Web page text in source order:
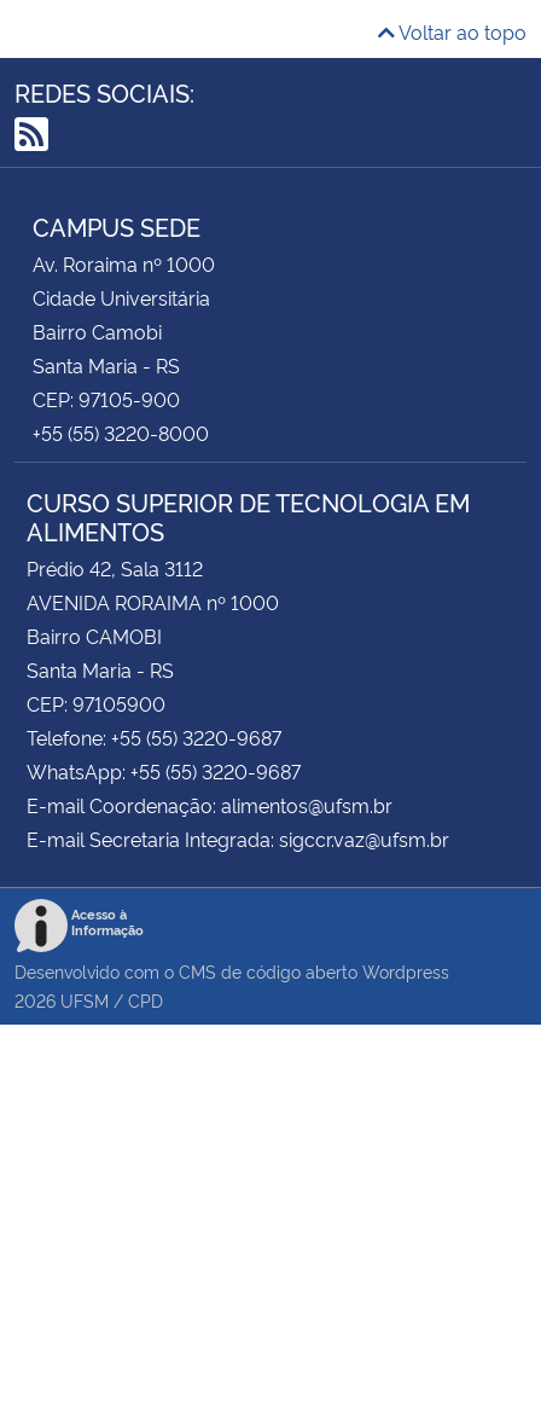
Voltar ao topo
REDES SOCIAIS:
RSS
CAMPUS SEDE
Av. Roraima nº 1000
Cidade Universitária
Bairro Camobi
Santa Maria - RS
CEP: 97105-900
+55 (55) 3220-8000
CURSO SUPERIOR DE TECNOLOGIA EM
ALIMENTOS
Prédio 42, Sala 3112
AVENIDA RORAIMA nº 1000
Bairro CAMOBI
Santa Maria - RS
CEP: 97105900
Telefone: +55 (55) 3220-9687
WhatsApp: +55 (55) 3220-9687
E-mail Coordenação: alimentos@ufsm.br
E-mail Secretaria Integrada: sigccr.vaz@ufsm.br
Acesso à
Informação
Desenvolvido com o CMS de código aberto Wordpress
2026 UFSM / CPD